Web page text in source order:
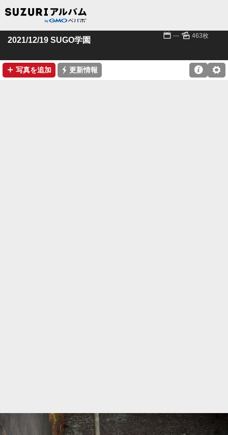
2021/12/19 SUGO学園 📅 --- 🌄 463枚
➕ 写真を追加 ⚡ 更新情報 ⚙
